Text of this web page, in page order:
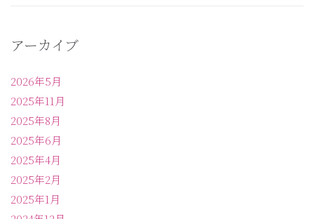
アーカイブ
2026年5月
2025年11月
2025年8月
2025年6月
2025年4月
2025年2月
2025年1月